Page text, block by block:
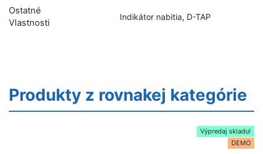
Ostatné
Vlastnosti
Indikátor nabitia, D-TAP
Produkty z rovnakej kategórie
Výpredaj skladu!
DEMO